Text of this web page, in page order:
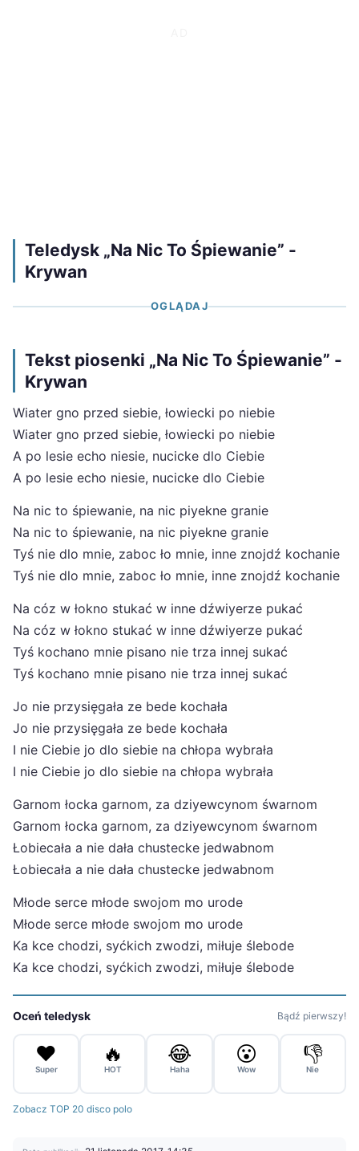
Teledysk „Na Nic To Śpiewanie” -
Krywan
OGLĄDAJ
Tekst piosenki „Na Nic To Śpiewanie” -
Krywan
Wiater gno przed siebie, łowiecki po niebie
Wiater gno przed siebie, łowiecki po niebie
A po lesie echo niesie, nucicke dlo Ciebie
A po lesie echo niesie, nucicke dlo Ciebie
Na nic to śpiewanie, na nic piyekne granie
Na nic to śpiewanie, na nic piyekne granie
Tyś nie dlo mnie, zaboc ło mnie, inne znojdź kochanie
Tyś nie dlo mnie, zaboc ło mnie, inne znojdź kochanie
Na cóz w łokno stukać w inne dźwiyerze pukać
Na cóz w łokno stukać w inne dźwiyerze pukać
Tyś kochano mnie pisano nie trza innej sukać
Tyś kochano mnie pisano nie trza innej sukać
Jo nie przysięgała ze bede kochała
Jo nie przysięgała ze bede kochała
I nie Ciebie jo dlo siebie na chłopa wybrała
I nie Ciebie jo dlo siebie na chłopa wybrała
Garnom łocka garnom, za dziyewcynom śwarnom
Garnom łocka garnom, za dziyewcynom śwarnom
Łobiecała a nie dała chustecke jedwabnom
Łobiecała a nie dała chustecke jedwabnom
Młode serce młode swojom mo urode
Młode serce młode swojom mo urode
Ka kce chodzi, syćkich zwodzi, miłuje ślebode
Ka kce chodzi, syćkich zwodzi, miłuje ślebode
Oceń teledysk Bądź pierwszy!
❤️
Super
🔥
HOT
😂
Haha
😮
Wow
👎
Nie
Zobacz TOP 20 disco polo